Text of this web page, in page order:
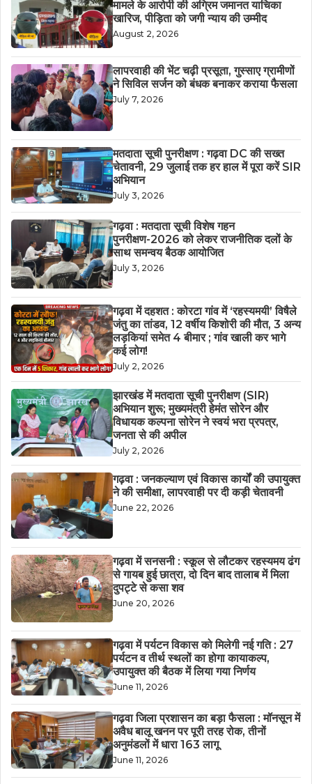
मामले के आरोपी की अग्रिम जमानत याचिका
खारिज, पीड़िता को जगी न्याय की उम्मीद
August 2, 2026
लापरवाही की भेंट चढ़ी प्रसूता, गुस्साए ग्रामीणों
ने सिविल सर्जन को बंधक बनाकर कराया फैसला
July 7, 2026
मतदाता सूची पुनरीक्षण : गढ़वा DC की सख्त
चेतावनी, 29 जुलाई तक हर हाल में पूरा करें SIR
अभियान
July 3, 2026
गढ़वा : मतदाता सूची विशेष गहन
पुनरीक्षण-2026 को लेकर राजनीतिक दलों के
साथ समन्वय बैठक आयोजित
July 3, 2026
गढ़वा में दहशत : कोरटा गांव में ‘रहस्यमयी’ विषैले
जंतु का तांडव, 12 वर्षीय किशोरी की मौत, 3 अन्य
लड़कियां समेत 4 बीमार ; गांव खाली कर भागे
कई लोग!
July 2, 2026
झारखंड में मतदाता सूची पुनरीक्षण (SIR)
अभियान शुरू; मुख्यमंत्री हेमंत सोरेन और
विधायक कल्पना सोरेन ने स्वयं भरा प्रपत्र,
जनता से की अपील
July 2, 2026
गढ़वा : जनकल्याण एवं विकास कार्यों की उपायुक्त
ने की समीक्षा, लापरवाही पर दी कड़ी चेतावनी
June 22, 2026
गढ़वा में सनसनी : स्कूल से लौटकर रहस्यमय ढंग
से गायब हुई छात्रा, दो दिन बाद तालाब में मिला
दुपट्टे से कसा शव
June 20, 2026
गढ़वा में पर्यटन विकास को मिलेगी नई गति : 27
पर्यटन व तीर्थ स्थलों का होगा कायाकल्प,
उपायुक्त की बैठक में लिया गया निर्णय
June 11, 2026
गढ़वा जिला प्रशासन का बड़ा फैसला : मॉनसून में
अवैध बालू खनन पर पूरी तरह रोक, तीनों
अनुमंडलों में धारा 163 लागू
June 11, 2026